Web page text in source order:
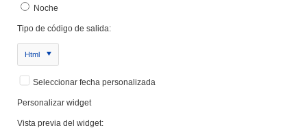
Noche
Tipo de código de salida:
Html
Seleccionar fecha personalizada
Personalizar widget
Vista previa del widget: